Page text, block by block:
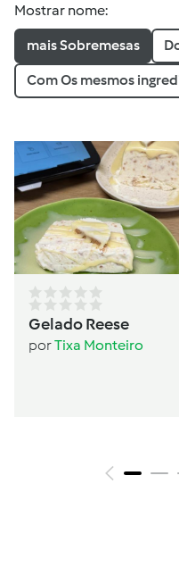
Mostrar nome:
mais Sobremesas
Com Os mesmos
Gelado Reese
porTixa Monteiro